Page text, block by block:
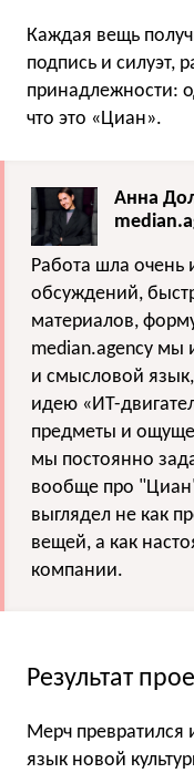
Каждая вещь
подпись и силуэт,
принадлежности:
что это «Циан».
Анна
Работа шла очень
обсуждений,
материалов,
median.agency мы
и смысловой
идею «ИТ-
предметы и
мы постоянно
вообще про
выглядел не как
вещей, а как
компании.
Результат
Мерч превратился
язык новой